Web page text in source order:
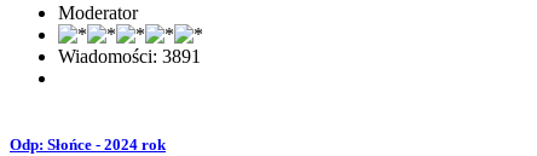
Moderator
Wiadomości: 3891
Odp: Słońce - 2024 rok